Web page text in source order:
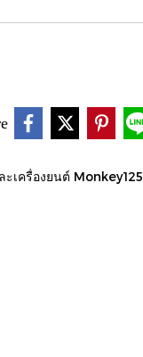
ะเครื่องยนต์ Monkey125